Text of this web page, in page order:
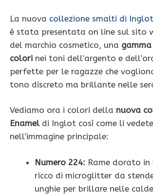
La nuova collezione smalti di Inglot
è stata presentata on line sul sito
del marchio cosmetico, una
colori nei toni dell’argento e
perfette per le ragazze che
tono discreto ma brillante nelle
Vediamo ora i colori della nuova
Enameldi Inglot così come li vedete
nell’immagine principale:
Numero 224: Rame dorato in
ricco di microglitter da
unghie per brillare nelle